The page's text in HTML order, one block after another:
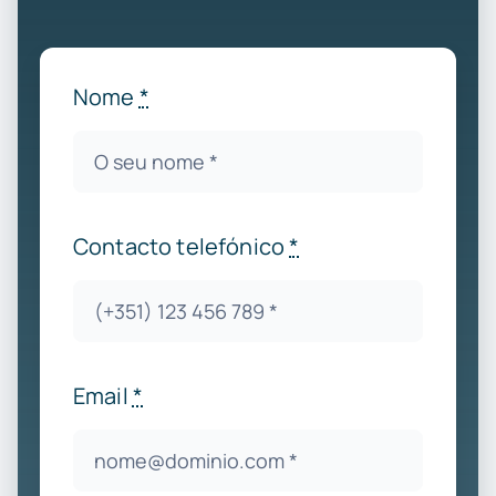
Nome *
Contacto telefónico*
Email *